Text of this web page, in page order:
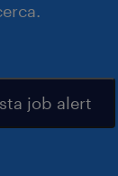
job alert